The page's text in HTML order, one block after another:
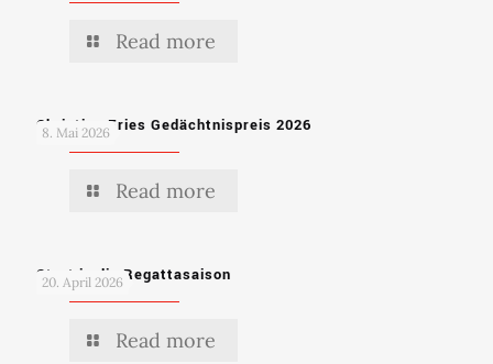
Read more
8. Mai 2026
Christian Fries Gedächtnispreis 2026
Read more
20. April 2026
Start in die Regattasaison
Read more